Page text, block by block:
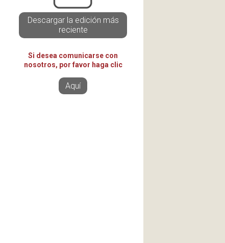
Descargar la edición más
reciente
Si desea comunicarse con
nosotros, por favor haga clic
Aquí